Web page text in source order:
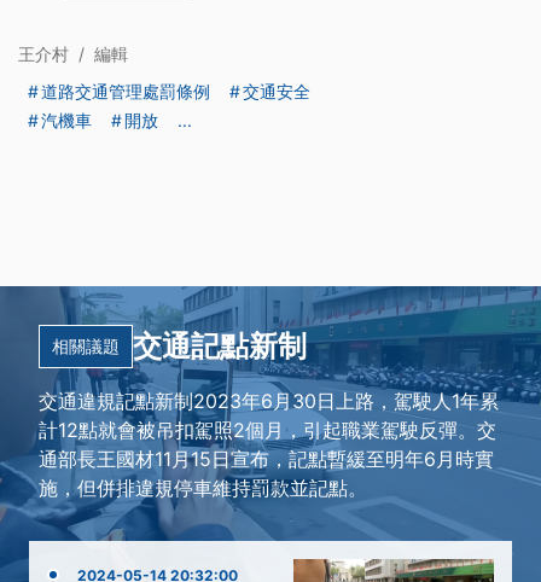
王介村 / 編輯
道路交通管理處罰條例
交通安全
汽機車
開放 ...
相關議題 交通記點新制
交通違規記點新制2023年6月30日上路，駕駛人1年累
計12點就會被吊扣駕照2個月，引起職業駕駛反彈。交
通部長王國材11月15日宣布，記點暫緩至明年6月時實
施，但併排違規停車維持罰款並記點。
2024-05-14 20:32:00